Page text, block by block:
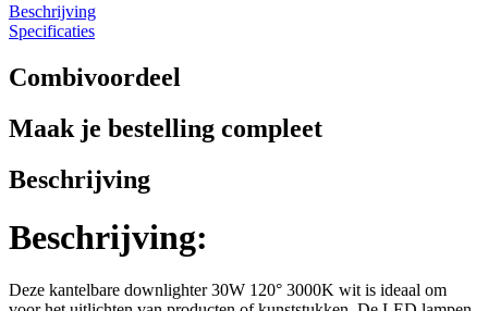
Beschrijving
Specificaties
Combivoordeel
Maak je bestelling compleet
Beschrijving
Beschrijving:
Deze kantelbare downlighter 30W 120° 3000K wit is ideaal om